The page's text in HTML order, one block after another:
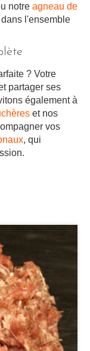
notre agneau de
l'ensemble
? Votre
partager ses
également à
et nos
vos
, qui